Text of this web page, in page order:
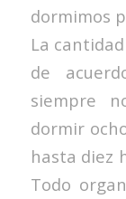
dormimos
La
de
siempre
dormir
hasta diez
Todo